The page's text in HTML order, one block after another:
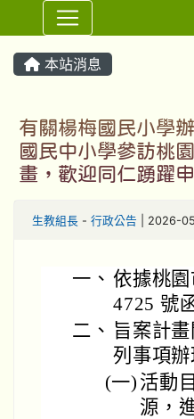
本站消息
有關楊梅國民小學
國民中小學參訪桃
畫，歡迎同仁踴躍申
生教組長 - 行政公告 | 2026-
一、 依據桃
4725 號
二、 旨案計
列事項辦
(一) 活動
源，